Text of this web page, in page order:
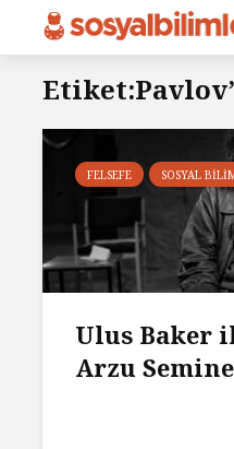
FELSEFE SOSYAL
Ulus Baker
Arzu